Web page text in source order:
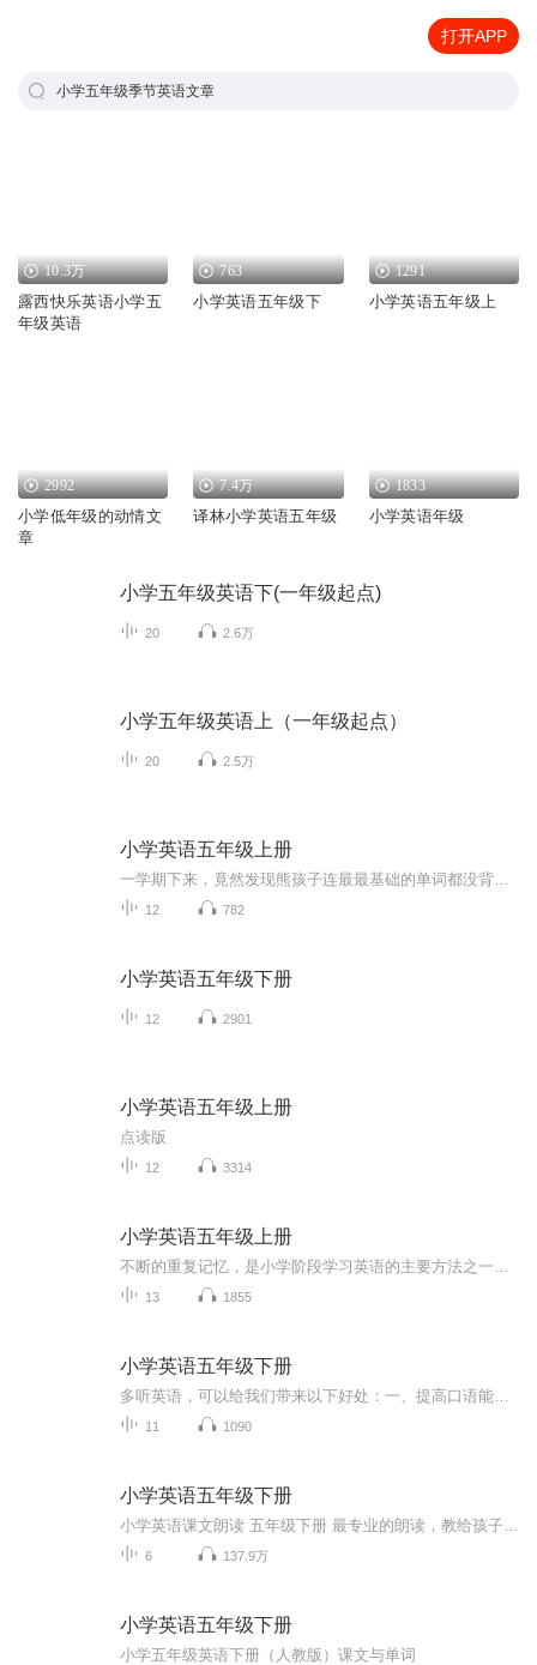
打开APP
小学五年级季节英语文章
10.3万
露西快乐英语小学五
年级英语
763
小学英语五年级下
1291
小学英语五年级上
2992
小学低年级的动情文
章
7.4万
译林小学英语五年级
1833
小学英语年级
小学五年级英语下(一年级起点)
20 2.6万
小学五年级英语上（一年级起点）
20 2.5万
小学英语五年级上册
12 782
小学英语五年级下册
12 2901
小学英语五年级上册
点读版
12 3314
小学英语五年级上册
13 1855
小学英语五年级下册
11 1090
小学英语五年级下册
6 137.9万
小学英语五年级下册
小学五年级英语下册（人教版）课文与单词